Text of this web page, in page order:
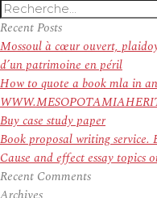
Recherche
pour
:
Recent Posts
Mossoul à cœur ouvert,
d’un patrimoine en péril
How to quote a book mla in
Buy case study paper
Book proposal writing service.
Cause and effect essay topics
Recent Comments